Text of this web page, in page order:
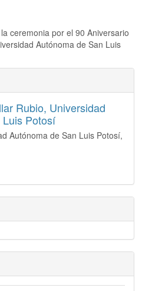
ceremonia por el 90 Aniversario
Autónoma de San Luis
Rubio, Universidad
Potosí
Autónoma de San Luis Potosí,